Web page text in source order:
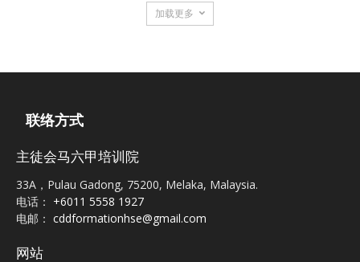
加载更多
联络方式
主徒会马六甲培训院
33A，Pulau Gadong, 75200, Melaka, Malaysia.
电话： +6011 5558 1927
电邮： cddformationhse@gmail.com
网站